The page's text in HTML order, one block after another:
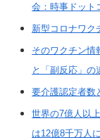
会：時事ドット
新型コロナワ
そのワクチン情
と「副反応」の
要介護認定者数
世界の7億人以
は12億8千万人